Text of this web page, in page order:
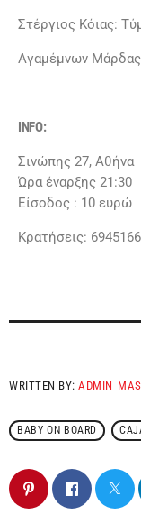
Στέργιος Κόιας:
Αγαμέμνων
INFO:
Σινώπης 27, Αθήνα
Ώρα έναρξης 21:30
Είσοδος : 10 ευρώ
Κρατήσεις:
WRITTEN BY:
BABY ON BOARD